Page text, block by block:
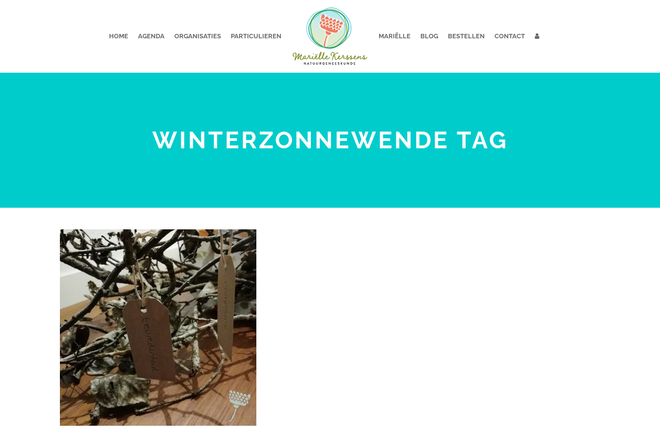
HOME AGENDA ORGANISATIES PARTICULIEREN MARIËLLE BLOG BESTELLEN CONTACT
WINTERZONNEWENDE TAG